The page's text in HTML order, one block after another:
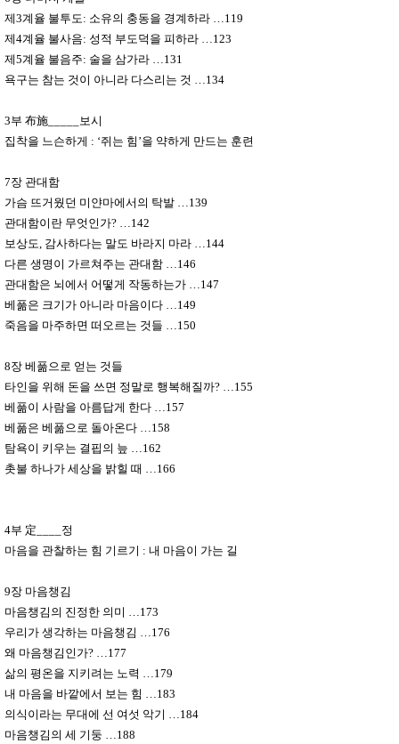
제3계율 불투도: 소유의 충동을 경계하라 …119
제4계율 불사음: 성적 부도덕을 피하라 …123
제5계율 불음주: 술을 삼가라 …131
욕구는 참는 것이 아니라 다스리는 것 …134
3부 布施
보시
집착을 느슨하게 : ‘쥐는 힘 ’을 약하게 만드는 훈련
7장 관대함
가슴 뜨거웠던 미얀마에서의 탁발 …139
관대함이란 무엇인가? …142
보상도, 감사하다는 말도 바라지 마라 …144
다른 생명이 가르쳐주는 관대함 …146
관대함은 뇌에서 어떻게 작동하는가 …147
베풂은 크기가 아니라 마음이다 …149
죽음을 마주하면 떠오르는 것들 …150
8장 베풂으로 얻는 것들
타인을 위해 돈을 쓰면 정말로 행복해질까? …155
베풂이 사람을 아름답게 한다 …157
베풂은 베풂으로 돌아온다 …158
탐욕이 키우는 결핍의 늪 …162
촛불 하나가 세상을 밝힐 때 …166
4부 定
정
마음을 관찰하는 힘 기르기 : 내 마음이 가는 길
9장 마음챙김
마음챙김의 진정한 의미 …173
우리가 생각하는 마음챙김 …176
왜 마음챙김인가? …177
삶의 평온을 지키려는 노력 …179
내 마음을 바깥에서 보는 힘 …183
의식이라는 무대에 선 여섯 악기 …184
마음챙김의 세 기둥 …188